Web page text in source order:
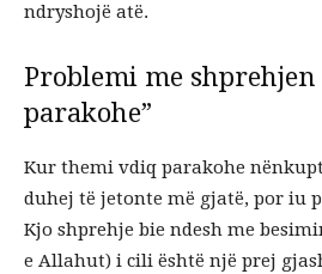
ndryshojë atë.
Problemi me shprehjen
parakohe”
Kur themi vdiq parakohe
duhej të jetonte më gjatë, por iu
Kjo shprehje bie ndesh me
e Allahut) i cili është një prej